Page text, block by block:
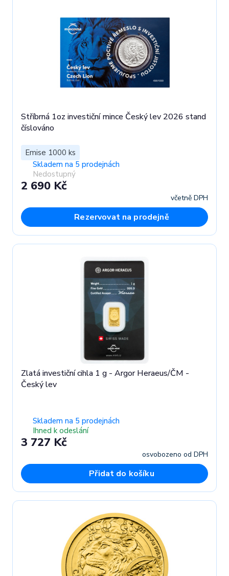
Stříbrná 1oz investiční mince Český lev 2026 stand
číslováno
Emise 1000 ks
Skladem na 5 prodejnách
Nedostupný
2 690 Kč
včetně DPH
Rezervovat na prodejně
Zlatá investiční cihla 1 g - Argor Heraeus/ČM -
Český lev
Skladem na 5 prodejnách
Ihned k odeslání
3 727 Kč
osvobozeno od DPH
Přidat do košíku